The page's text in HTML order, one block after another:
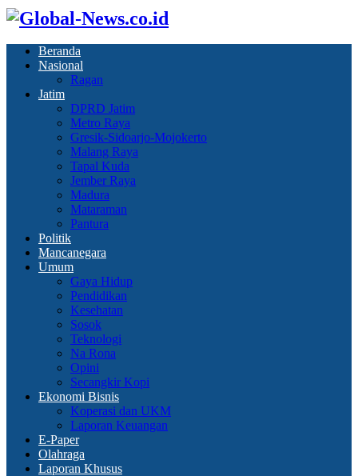
Beranda
Nasional
Ragan
Jatim
DPRD Jatim
Metro Raya
Gresik-Sidoarjo-Mojokerto
Malang Raya
Tapal Kuda
Jember Raya
Madura
Mataraman
Pantura
Politik
Mancanegara
Umum
Gaya Hidup
Pendidikan
Kesehatan
Sosok
Teknologi
Na Rona
Opini
Secangkir Kopi
Ekonomi Bisnis
Koperasi dan UKM
Laporan Keuangan
E-Paper
Olahraga
Laporan Khusus